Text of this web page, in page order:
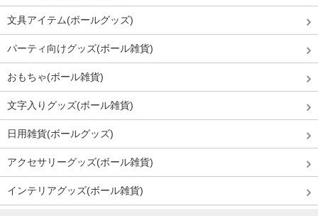
文具アイテム(ボールグッズ)
パーティ向けグッズ(ボール雑貨)
おもちゃ(ボール雑貨)
文字入りグッズ(ボール雑貨)
日用雑貨(ボールグッズ)
アクセサリーグッズ(ボール雑貨)
インテリアグッズ(ボール雑貨)